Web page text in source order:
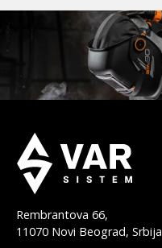
Rembrantova 66,
11070 Novi Beograd, Srbija